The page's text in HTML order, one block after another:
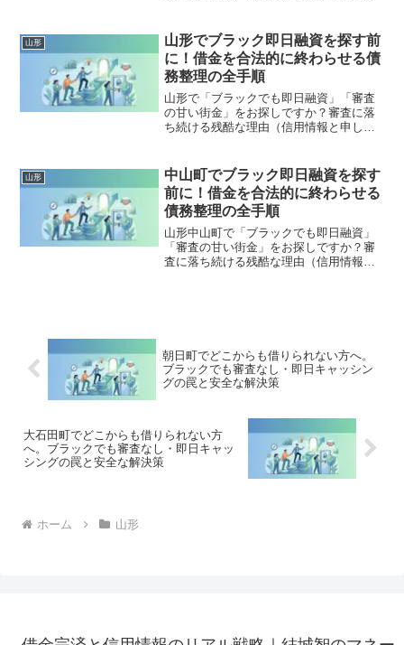
市で違法業者を避け、借金地獄から抜け
出した方々の実体験と確実な解決策を完
全公開。
山形
山形でブラック即日融資を探す前
に！借金を合法的に終わらせる債
務整理の全手順
山形で「ブラックでも即日融資」「審査
の甘い街金」をお探しですか？審査に落
ち続ける残酷な理由（信用情報と申し込
説。多重債務の地獄から抜け出し、合法
的に借金を減額・免除する「債務整理」
の正しい知識と、今すぐ督促を止める無
料相談窓口をご案内します。
山形
中山町でブラック即日融資を探す
前に！借金を合法的に終わらせる
債務整理の全手順
山形中山町で「ブラックでも即日融資」
「審査の甘い街金」をお探しですか？審
査に落ち続ける残酷な理由（信用情報と
る無料相談窓口をご案内します。
朝日町でどこからも借りられない方へ。
ブラックでも審査なし・即日キャッシン
グの罠と安全な解決策
大石田町でどこからも借りられない方
へ。ブラックでも審査なし・即日キャッ
シングの罠と安全な解決策
ホーム 山形